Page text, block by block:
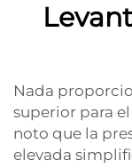
Nada
superior para
noto que la
elevada